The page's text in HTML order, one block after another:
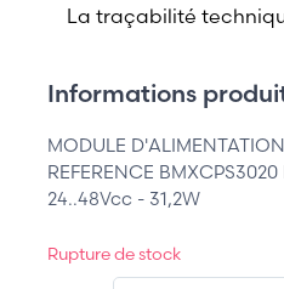
La traçabilité
Informations
MODULE
REFERENCE
24..48Vcc - 31,2W
Rupture de stock